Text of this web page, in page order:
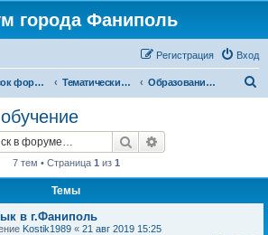
города Фаниполь
Вход
Регистрация
Список форумов Тематические разделы Образование и обучение
Поиск
7 тем • Страница 1 из 1
Темы
в г.Фаниполь
Kostik1989 « 21 авг 2019 15:25